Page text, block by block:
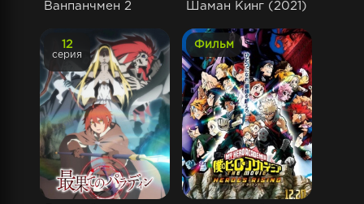
Ванпанчмен 2 Шаман Кинг (2021)
12
серия
Фильм